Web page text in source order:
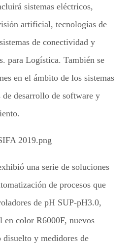
sistemas eléctricos,
artificial, tecnologías de
de conectividad y
para Logística. También se
en el ámbito de los sistemas
desarrollo de software y
una serie de soluciones
de procesos que
de pH SUP-pH3.0,
en color R6000F, nuevos
disuelto y medidores de